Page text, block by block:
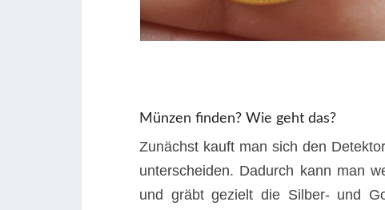
Münzen finden? Wie geht das?
Zunächst kauft man sich den Detektor
unterscheiden. Dadurch kann man
und gräbt gezielt die Silber- und